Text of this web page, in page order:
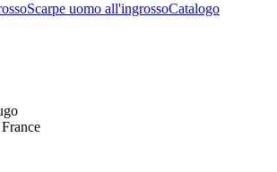
Scarpe uomo all'ingrossoCatalogo